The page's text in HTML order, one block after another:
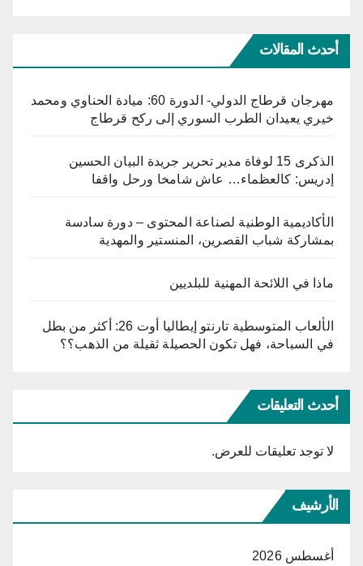
أحدث المقالات
مهرجان قرطاج الدولي- الدورة 60: ميادة الحناوي ومحمد
خيري يعيدان الطرب السوري إلى ركح قرطاج
الذكرى 15 لوفاة مدير تحرير جريدة البيان الحسين
إدريس: كالعظماء… عاش شامخا ورحل واقفا
الأكاديمية الوطنية لصناعة المحتوى – دورة سادسة
بمشاركة شباب القصرين، المنستير والمهدية
ماذا في اللائحة المهنية للبلديين
الألعاب المتوسطية تارنتو إيطاليا أوت 26: أكثر من بطل
في السباحة، فهل تكون الحصيلة ثقيلة من الذهب؟؟
أحدث التعليقات
لا توجد تعليقات للعرض.
الأرشيف
أغسطس 2026